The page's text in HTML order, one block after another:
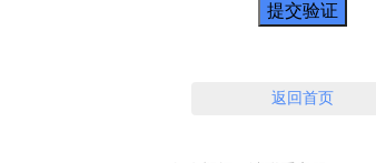
提交验证
返回首页